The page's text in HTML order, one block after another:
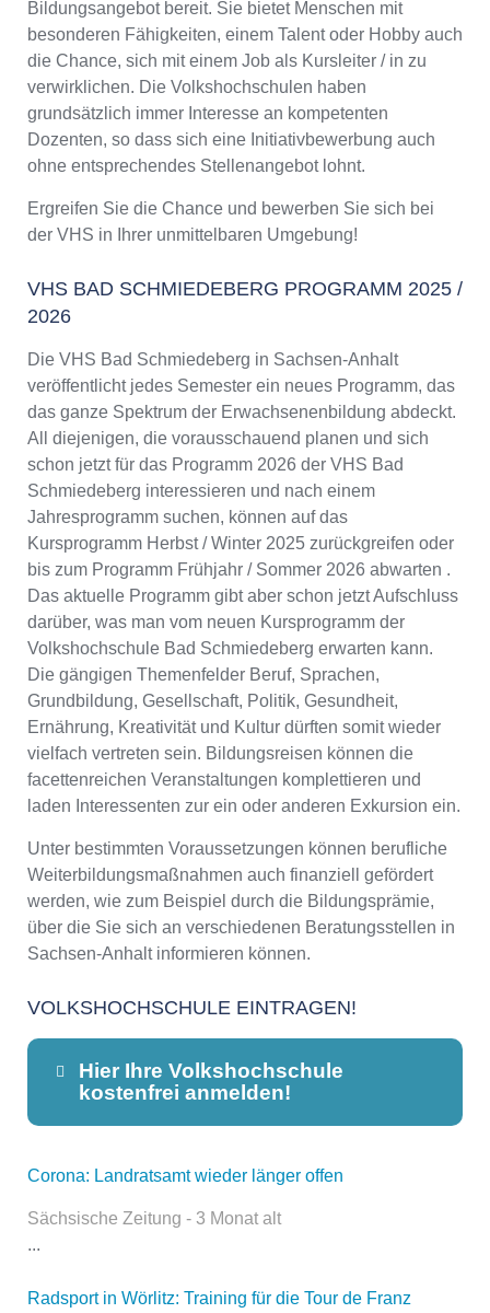
Bildungsangebot bereit. Sie bietet Menschen mit
besonderen Fähigkeiten, einem Talent oder Hobby auch
die Chance, sich mit einem Job als Kursleiter / in zu
verwirklichen. Die Volkshochschulen haben
grundsätzlich immer Interesse an kompetenten
Dozenten, so dass sich eine Initiativbewerbung auch
ohne entsprechendes Stellenangebot lohnt.
Ergreifen Sie die Chance und bewerben Sie sich bei
der VHS in Ihrer unmittelbaren Umgebung!
VHS BAD SCHMIEDEBERG PROGRAMM 2025 /
2026
Die VHS Bad Schmiedeberg in Sachsen-Anhalt
veröffentlicht jedes Semester ein neues Programm, das
das ganze Spektrum der Erwachsenenbildung abdeckt.
All diejenigen, die vorausschauend planen und sich
schon jetzt für das Programm 2026 der VHS Bad
Schmiedeberg interessieren und nach einem
Jahresprogramm suchen, können auf das
Kursprogramm Herbst / Winter 2025 zurückgreifen oder
bis zum Programm Frühjahr / Sommer 2026 abwarten .
Das aktuelle Programm gibt aber schon jetzt Aufschluss
darüber, was man vom neuen Kursprogramm der
Volkshochschule Bad Schmiedeberg erwarten kann.
Die gängigen Themenfelder Beruf, Sprachen,
Grundbildung, Gesellschaft, Politik, Gesundheit,
Ernährung, Kreativität und Kultur dürften somit wieder
vielfach vertreten sein. Bildungsreisen können die
facettenreichen Veranstaltungen komplettieren und
laden Interessenten zur ein oder anderen Exkursion ein.
Unter bestimmten Voraussetzungen können berufliche
Weiterbildungsmaßnahmen auch finanziell gefördert
werden, wie zum Beispiel durch die Bildungsprämie,
über die Sie sich an verschiedenen Beratungsstellen in
Sachsen-Anhalt informieren können.
VOLKSHOCHSCHULE EINTRAGEN!
Hier Ihre Volkshochschule
kostenfrei anmelden!
Dieser Teil dient lediglich zur
öffentlich sichtbar.
Corona: Landratsamt wieder länger offen
Sächsische Zeitung - 3 Monat alt
...
Radsport in Wörlitz: Training für die Tour de Franz